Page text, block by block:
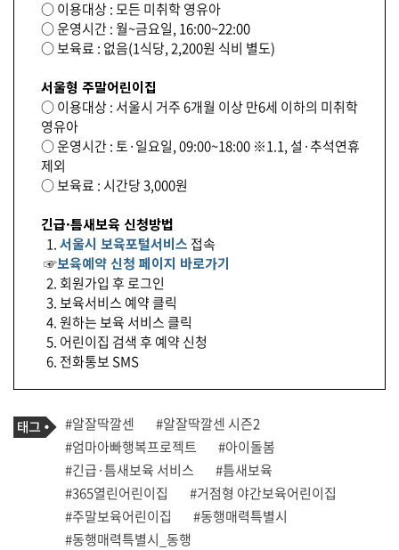
○ 이용대상 : 모든 미취학 영유아
○ 운영시간 : 월~금요일, 16:00~22:00
○ 보육료 : 없음(1식당, 2,200원 식비 별도)
서울형 주말어린이집
○ 이용대상 : 서울시 거주 6개월 이상 만6세 이하의 미취학
영유아
○ 운영시간 : 토·일요일, 09:00~18:00 ※1.1, 설·추석연휴
제외
○ 보육료 : 시간당 3,000원
긴급·틈새보육 신청방법
1.서울시 보육포털서비스 접속
☞보육예약 신청 페이지 바로가기
2. 회원가입 후 로그인
3. 보육서비스 예약 클릭
4. 원하는 보육 서비스 클릭
5. 어린이집 검색 후 예약 신청
6. 전화통보 SMS
기
사
관
련
태
그
태
그
#알잘딱깔센
#알잘딱깔센 시즌2
#엄마아빠행복프로젝트
#아이돌봄
#긴급·틈새보육 서비스
#틈새보육
#365열린어린이집
#거점형 야간보육어린이집
#주말보육어린이집
#동행매력특별시
#동행매력특별시_동행